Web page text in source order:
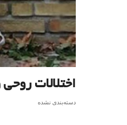
اختلالات
دسته‌بندی نشده